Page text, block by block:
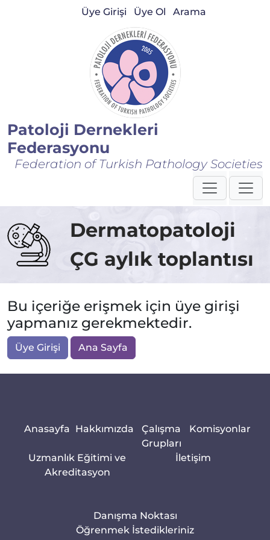
Patoloji Dernekleri
Federasyonu
Federation of Turkish Pathology Societies
Üye Girişi Üye Ol Arama
Dermatopatoloji
ÇG aylık toplantısı
Bu içeriğe erişmek için üye girişi
yapmanız gerekmektedir.
Üye Girişi Ana Sayfa
Anasayfa Hakkımızda
Çalışma
Grupları
Komisyonlar
Uzmanlık Eğitimi ve
Akreditasyon
İletişim
Danışma Noktası
Öğrenmek İstedikleriniz